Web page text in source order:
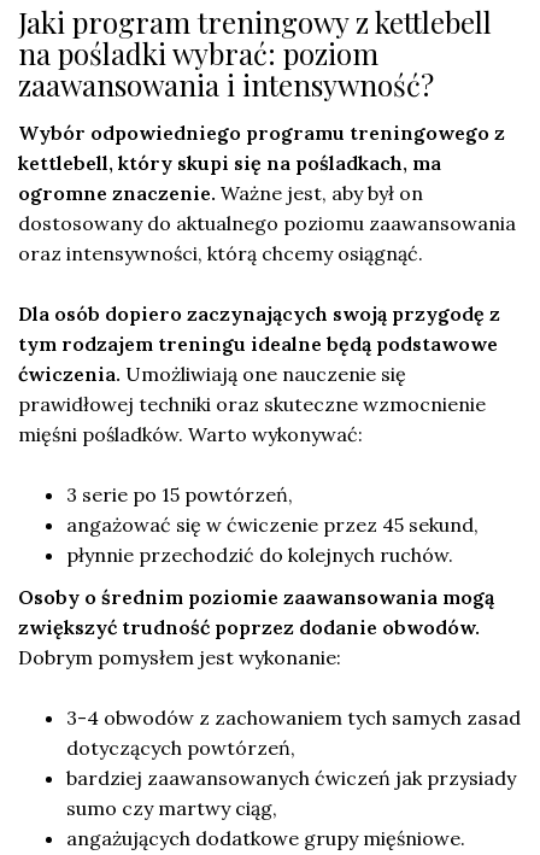
Jaki program treningowy z kettlebell
na pośladki wybrać: poziom
zaawansowania i intensywność?
Wybór odpowiedniego programu treningowego z
kettlebell, który skupi się na pośladkach, ma
ogromne znaczenie. Ważne jest, aby był on
dostosowany do aktualnego poziomu zaawansowania
oraz intensywności, którą chcemy osiągnąć.
Dla osób dopiero zaczynających swoją przygodę z
tym rodzajem treningu idealne będą podstawowe
ćwiczenia. Umożliwiają one nauczenie się
prawidłowej techniki oraz skuteczne wzmocnienie
mięśni pośladków. Warto wykonywać:
3 serie po 15 powtórzeń,
angażować się w ćwiczenie przez 45 sekund,
płynnie przechodzić do kolejnych ruchów.
Osoby o średnim poziomie zaawansowania mogą
zwiększyć trudność poprzez dodanie obwodów.
Dobrym pomysłem jest wykonanie:
3-4 obwodów z zachowaniem tych samych zasad
dotyczących powtórzeń,
bardziej zaawansowanych ćwiczeń jak przysiady
sumo czy martwy ciąg,
angażujących dodatkowe grupy mięśniowe.